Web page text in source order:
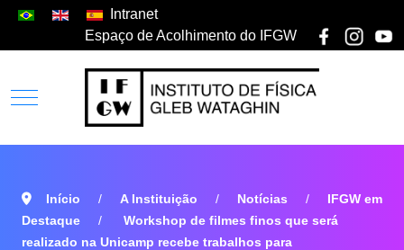
Intranet
Espaço de Acolhimento do IFGW
Início A Instituição Notícias
IFGW em
Destaque
Workshop de filmes finos que será
realizado na Unicamp recebe trabalhos para